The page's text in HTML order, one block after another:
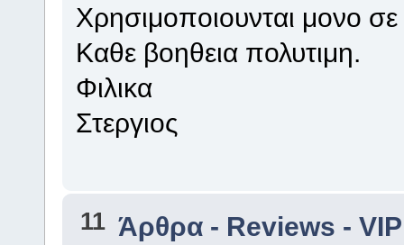
Χρησιμοποιουνται μονο
Καθε βοηθεια πολυτιμη.
Φιλικα
Στεργιος
11 Άρθρα - Reviews - VIP